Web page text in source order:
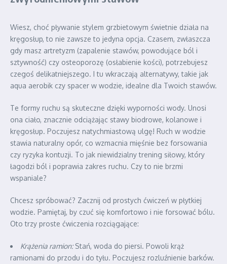
Wiesz, choć pływanie stylem grzbietowym świetnie działa na
kręgosłup, to nie zawsze to jedyna opcja. Czasem, zwłaszcza
gdy masz artretyzm (zapalenie stawów, powodujące ból i
sztywność) czy osteoporozę (osłabienie kości), potrzebujesz
czegoś delikatniejszego. I tu wkraczają alternatywy, takie jak
aqua aerobik czy spacer w wodzie, idealne dla Twoich stawów.
Te formy ruchu są skuteczne dzięki wyporności wody. Unosi
ona ciało, znacznie odciążając stawy biodrowe, kolanowe i
kręgosłup. Poczujesz natychmiastową ulgę! Ruch w wodzie
stawia naturalny opór, co wzmacnia mięśnie bez forsowania
czy ryzyka kontuzji. To jak niewidzialny trening siłowy, który
łagodzi ból i poprawia zakres ruchu. Czy to nie brzmi
wspaniale?
Chcesz spróbować? Zacznij od prostych ćwiczeń w płytkiej
wodzie. Pamiętaj, by czuć się komfortowo i nie forsować bólu.
Oto trzy proste ćwiczenia rozciągające:
Krążenia ramion:Stań, woda do piersi. Powoli krąż
ramionami do przodu i do tyłu. Poczujesz rozluźnienie barków.